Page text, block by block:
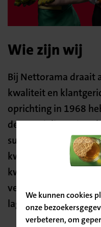
We kunnen cookies
onze
verbeteren, om
Wie zijn wij
Bij Nettorama draait
kwaliteit en
oprichting in 1968
de voordeligste
succesformule is
kwalitatief goed
kwaliteit tegen lage
vertrouwen op de
lage prijs, elke dag